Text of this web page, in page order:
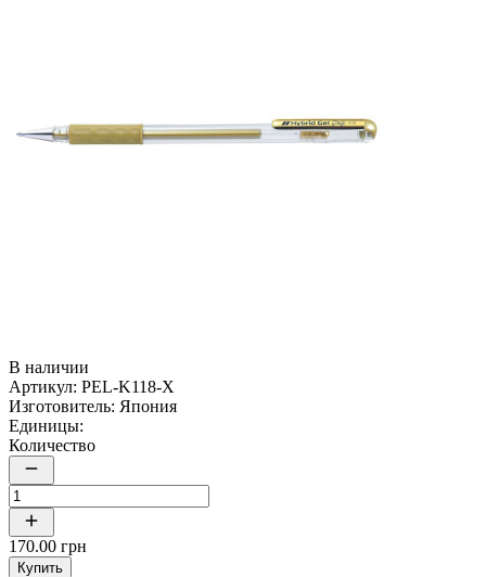
В наличии
Артикул: PEL-K118-X
Изготовитель: Япония
Единицы:
Количество
170.00 грн
Купить